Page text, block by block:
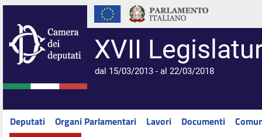
XVII
dal 15/03/2013 - al 22/03/2018
Deputati Organi Parlamentari Lavori Documenti